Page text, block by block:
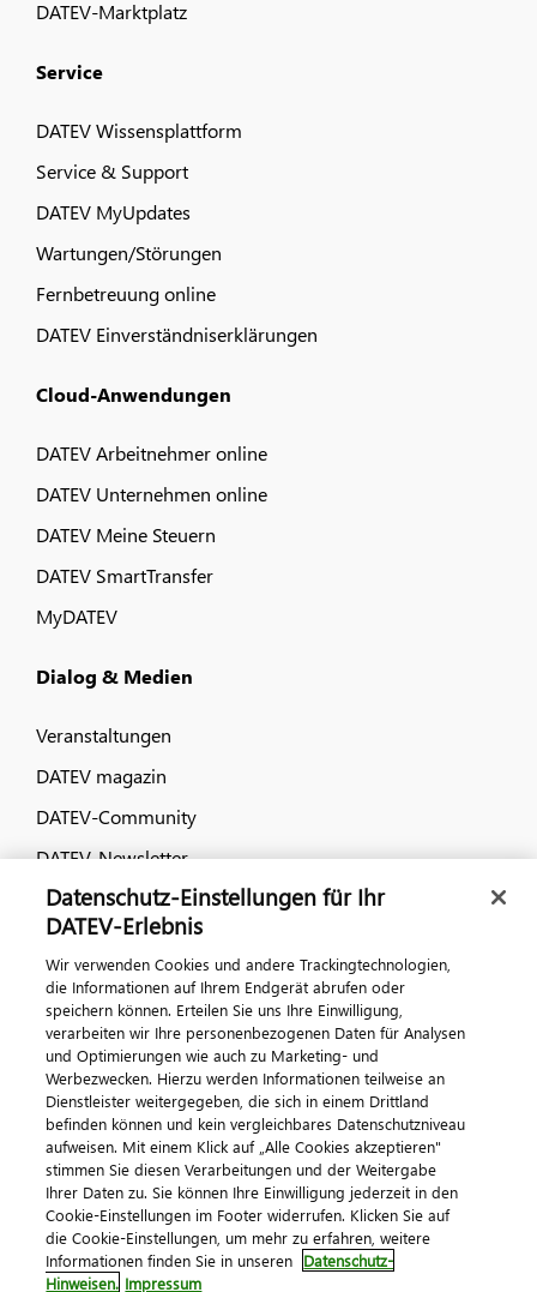
DATEV-Marktplatz
Service
DATEV Wissensplattform
Service & Support
DATEV MyUpdates
Wartungen/Störungen
Fernbetreuung online
DATEV Einverständniserklärungen
Cloud-Anwendungen
DATEV Arbeitnehmer online
DATEV Unternehmen online
DATEV Meine Steuern
DATEV SmartTransfer
MyDATEV
Dialog & Medien
Veranstaltungen
DATEV magazin
DATEV-Community
DATEV-Newsletter
Kontaktieren Sie uns
© 2026 DATEV eG
ImpressumDatenschutzAGB Kontakt
Cookie-Einstellungen
Datenschutz-Einstellungen für Ihr
DATEV-Erlebnis
Wir verwenden Cookies und andere Trackingtechnologien,
die Informationen auf Ihrem Endgerät abrufen oder
speichern können. Erteilen Sie uns Ihre Einwilligung,
verarbeiten wir Ihre personenbezogenen Daten für Analysen
und Optimierungen wie auch zu Marketing- und
Werbezwecken. Hierzu werden Informationen teilweise an
Dienstleister weitergegeben, die sich in einem Drittland
befinden können und kein vergleichbares Datenschutzniveau
aufweisen. Mit einem Klick auf „Alle Cookies akzeptieren"
stimmen Sie diesen Verarbeitungen und der Weitergabe
Ihrer Daten zu. Sie können Ihre Einwilligung jederzeit in den
Cookie-Einstellungen im Footer widerrufen. Klicken Sie auf
die Cookie-Einstellungen, um mehr zu erfahren, weitere
Informationen finden Sie in unseren Datenschutz-
Hinweisen. Impressum